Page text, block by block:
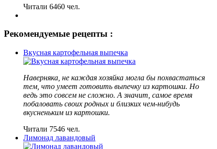
Читали 6460 чел.
Рекомендуемые рецепты :
Вкусная картофельная выпечка
Наверняка, не каждая хозяйка могла бы похвастаться
тем, что умеет готовить выпечку из картошки. Но
ведь это совсем не сложно. А значит, самое время
побаловать своих родных и близких чем-нибудь
вкусненьким из картошки.
Читали 7546 чел.
Лимонад лавандовый